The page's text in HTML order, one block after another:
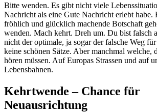
Bitte wenden. Es gibt nicht viele
Nachricht als eine Gute Nachricht erlebt habe.
fröhlich und glücklich machende Botschaft
wenden. Mach kehrt. Dreh um. Du bist falsch
nicht der optimale, ja sogar der falsche Weg
keine schönen Sätze. Aber manchmal welche,
hören müssen. Auf Europas Strassen und auf
Lebensbahnen.
Kehrtwende – Chance für
Neuausrichtung